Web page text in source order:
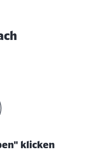
klicken